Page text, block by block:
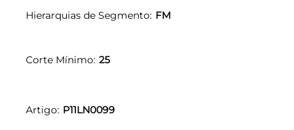
Hierarquias de Segmento FM
Corte Mínimo 25
Artigo P11LN0099